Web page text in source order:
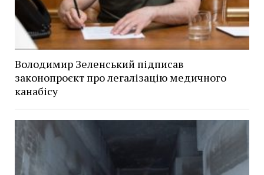
Володимир Зеленський підписав
законопроєкт про легалізацію медичного
канабісу